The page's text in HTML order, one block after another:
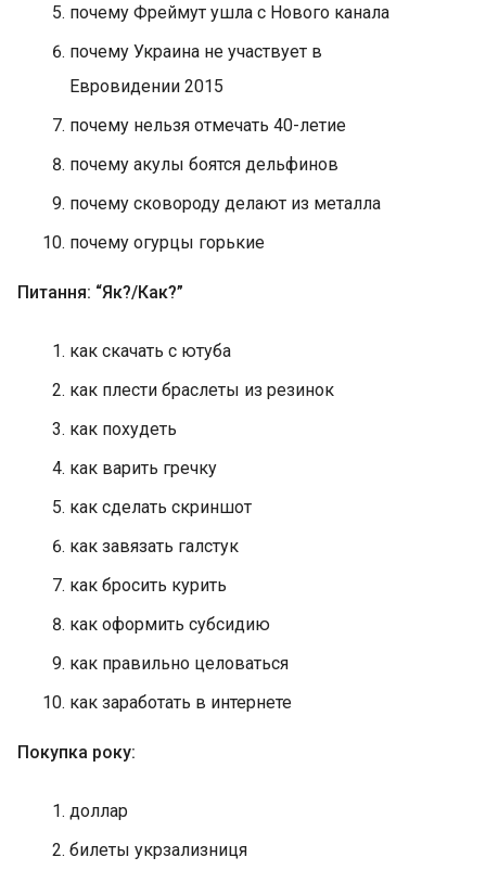
почему Фреймут ушла с Нового канала
почему Украина не участвует в
Евровидении 2015
почему нельзя отмечать 40-летие
почему акулы боятся дельфинов
почему сковороду делают из металла
почему огурцы горькие
Питання: “Як?/Как?”
как скачать с ютуба
как плести браслеты из резинок
как похудеть
как варить гречку
как сделать скриншот
как завязать галстук
как бросить курить
как оформить субсидию
как правильно целоваться
как заработать в интернете
Покупка року:
доллар
билеты укрзализниця